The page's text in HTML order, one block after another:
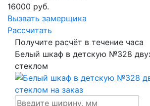
16000 руб.
Вызвать замерщика
Рассчитать
Получите расчёт в течение часа
Белый шкаф в детскую №328
стеклом